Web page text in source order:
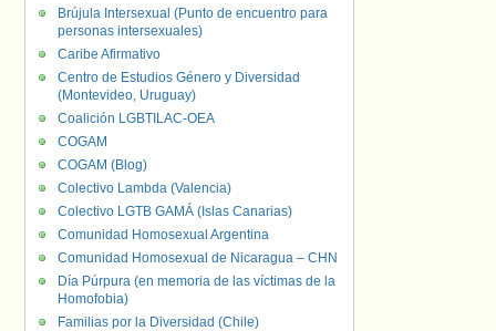
Brújula Intersexual (Punto de encuentro para
personas intersexuales)
Caribe Afirmativo
Centro de Estudios Género y Diversidad
(Montevideo, Uruguay)
Coalición LGBTILAC-OEA
COGAM
COGAM (Blog)
Colectivo Lambda (Valencia)
Colectivo LGTB GAMÁ (Islas Canarias)
Comunidad Homosexual Argentina
Comunidad Homosexual de Nicaragua – CHN
Día Púrpura (en memoria de las víctimas de la
Homofobia)
Familias por la Diversidad (Chile)